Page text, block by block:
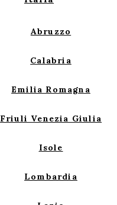
Abruzzo
Calabria
Emilia Romagna
Friuli Venezia Giulia
Isole
Lombardia